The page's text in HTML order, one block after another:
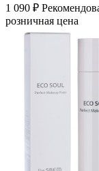
1 090 ₽
розничная цена